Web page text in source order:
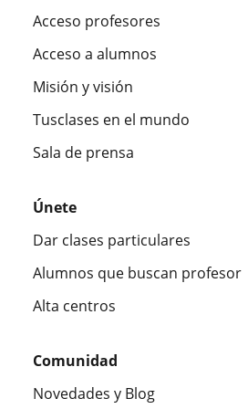
Acceso profesores
Acceso a alumnos
Misión y visión
Tusclases en el mundo
Sala de prensa
Únete
Dar clases particulares
Alumnos que buscan profesor
Alta centros
Comunidad
Novedades y Blog